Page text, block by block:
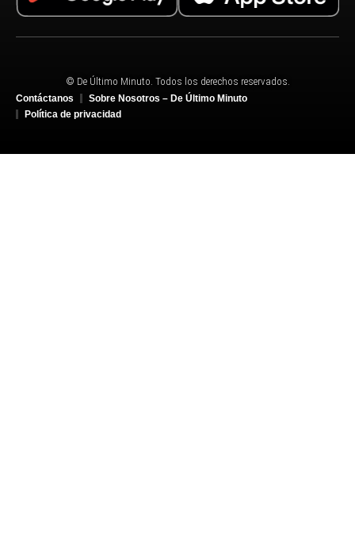
© De Último Minuto. Todos los derechos reservados.
Contáctanos
Sobre Nosotros – De Último Minuto
Política de privacidad